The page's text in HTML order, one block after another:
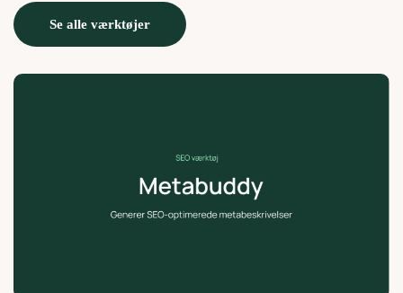
Se alle værktøjer